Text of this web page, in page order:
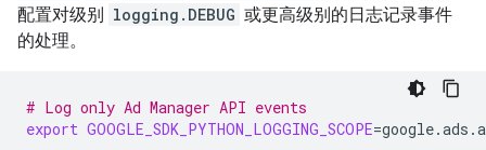
配置对级别 logging.DEBUG 或更高级别的日志记录事件
的处理。
# Log only Ad Manager API events
export GOOGLE_SDK_PYTHON_LOGGING_SCOPE=